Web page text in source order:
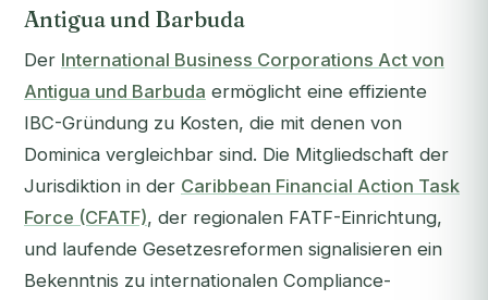
Antigua und Barbuda
Der International Business Corporations Act von
Antigua und Barbuda ermöglicht eine effiziente
IBC-Gründung zu Kosten, die mit denen von
Dominica vergleichbar sind. Die Mitgliedschaft der
Jurisdiktion in der Caribbean Financial Action Task
Force (CFATF), der regionalen FATF-Einrichtung,
und laufende Gesetzesreformen signalisieren ein
Bekenntnis zu internationalen Compliance-